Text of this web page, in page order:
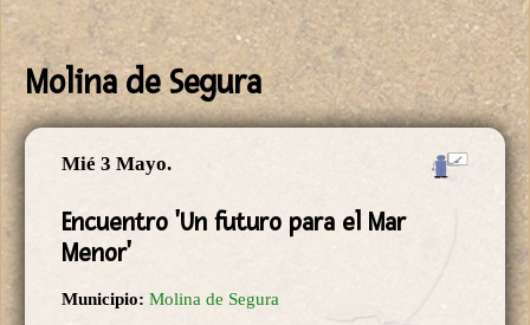
Molina de Segura
Mié 3 Mayo.
Encuentro 'Un futuro para el Mar
Menor'
Municipio: Molina de Segura